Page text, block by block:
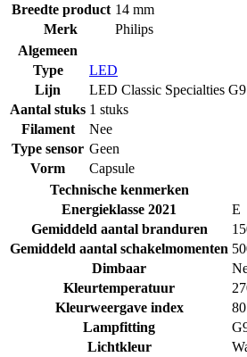
Breedte product 14 mm
Merk
Philips
Algemeen
Type
LED
Lijn
LED Classic Specialties G9
Aantal stuks 1 stuks
Filament
Nee
Type sensor Geen
Vorm
Capsule
Technische kenmerken
Energieklasse 2021
E
Gemiddeld aantal branduren
Gemiddeld aantal schakelmomenten
Dimbaar
Kleurtemperatuur
Kleurweergave index
80
Lampfitting
Lichtkleur